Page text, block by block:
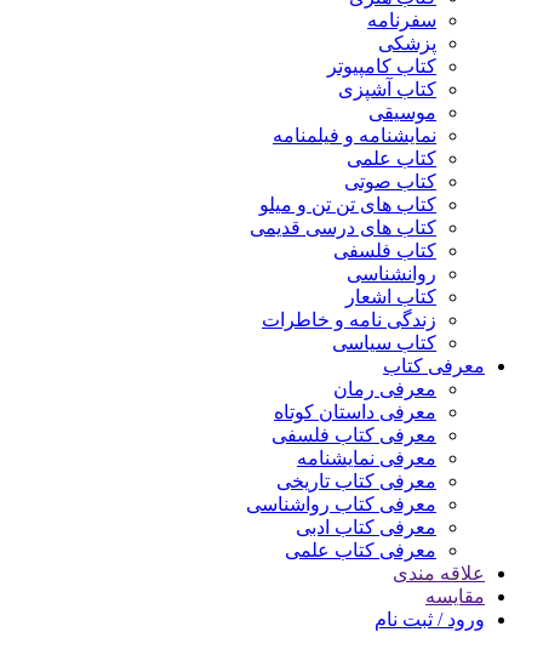
سفرنامه
پزشکی
کتاب کامپیوتر
کتاب آشپزی
موسیقی
نمایشنامه و فیلمنامه
کتاب علمی
کتاب صوتی
کتاب های تن تن و میلو
کتاب های درسی قدیمی
کتاب فلسفی
روانشناسی
کتاب اشعار
زندگی نامه و خاطرات
کتاب سیاسی
معرفی کتاب
معرفی رمان
معرفی داستان کوتاه
معرفی کتاب فلسفی
معرفی نمایشنامه
معرفی کتاب تاریخی
معرفی کتاب رواشناسی
معرفی کتاب ادبی
معرفی کتاب علمی
علاقه مندی
مقایسه
ورود / ثبت نام